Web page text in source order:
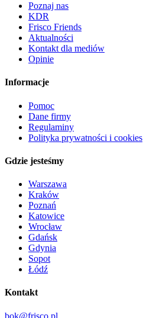
Poznaj nas
KDR
Frisco Friends
Aktualności
Kontakt dla mediów
Opinie
Informacje
Pomoc
Dane firmy
Regulaminy
Polityka prywatności i cookies
Gdzie jesteśmy
Warszawa
Kraków
Poznań
Katowice
Wrocław
Gdańsk
Gdynia
Sopot
Łódź
Kontakt
bok@frisco.pl